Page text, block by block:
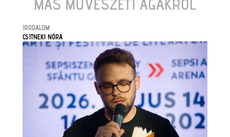
MÁS MŰVÉSZETI ÁGAKRÓL
IRODALOM
CSITNEKI NÓRA